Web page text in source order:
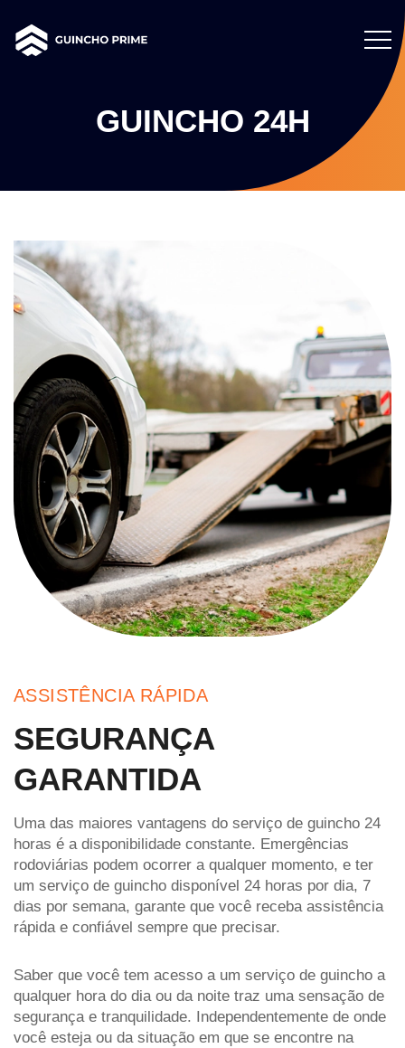
GUINCHO 24H
ASSISTÊNCIA RÁPIDA
SEGURANÇA
GARANTIDA
Uma das maiores vantagens do serviço de guincho 24
horas é a disponibilidade constante. Emergências
rodoviárias podem ocorrer a qualquer momento, e ter
um serviço de guincho disponível 24 horas por dia, 7
dias por semana, garante que você receba assistência
rápida e confiável sempre que precisar.
Saber que você tem acesso a um serviço de guincho a
qualquer hora do dia ou da noite traz uma sensação de
segurança e tranquilidade. Independentemente de onde
você esteja ou da situação em que se encontre na